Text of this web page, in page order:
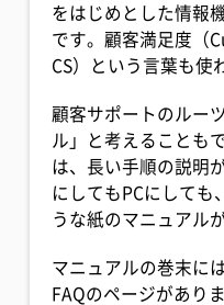
をはじめとした情報
です。顧客満足度（
CS）という言葉も使
顧客サポートのルー
ル」と考えることも
は、長い手順の説明
にしてもPCにしても
うな紙のマニュアル
マニュアルの巻末に
FAQのページがあり